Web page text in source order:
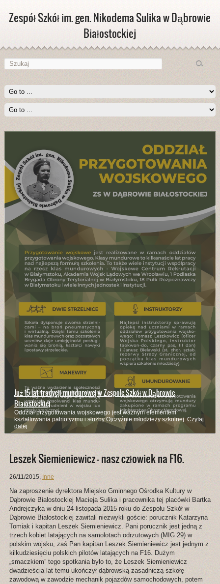
Zespół Szkół im. gen. Nikodema Sulika w Dąbrowie
Białostockiej
Już 15 lat tradycji mundurowej w Zespole Szkół w Dąbrowie
Białostockiej
Oddział przygotowania wojskowego jest ważnym elementem
kształtowania patriotyzmu i służby Ojczyźnie młodzieży szkolnej. Czytaj
dalej
Leszek Siemieniewicz – nasz człowiek na F16.
26/11/2015, Inne
Na zaproszenie dyrektora Miejsko Gminnego Ośrodka Kultury w
Dąbrowie Białostockiej Macieja Sulika i pracownika tej placówki Bartka
Andrejczyka w dniu 24 listopada 2015 roku do Zespołu Szkół w
Dąbrowie Białostockiej zawitali niezwykli goście: porucznik Katarzyna
Tomiak i kapitan Leszek Siemieniewicz. Pani porucznik jest jedną z
trzech kobiet latających na samolotach odrzutowych (MIG 29) w
polskim wojsku, zaś Pan kapitan Leszek Siemieniewicz jest jednym z
kilkudziesięciu polskich pilotów latających na F16. Dużym
„smaczkiem” tego spotkania było to, że Leszek Siemieniewicz
dwadzieścia lat temu ukończył dąbrowską zasadniczą szkołę
zawodową w zawodzie mechanik pojazdów samochodowych, potem